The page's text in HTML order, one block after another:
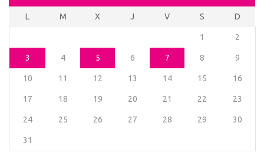
L M X J V S D
1 2
3 4 5 6 7 8 9
10 11 12 13 14 15 16
17 18 19 20 21 22 23
24 25 26 27 28 29 30
31